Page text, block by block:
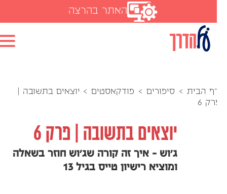
האתר בהרצה
הבית> סיפורים> פודקאסטים> יוצאים בתשובה |
6
יוצאים בתשובה | פרק 6
ג'וש - איך זה קורה שג'וש חוזר בשאלה
ומוציא רישיון טייס בגיל 13